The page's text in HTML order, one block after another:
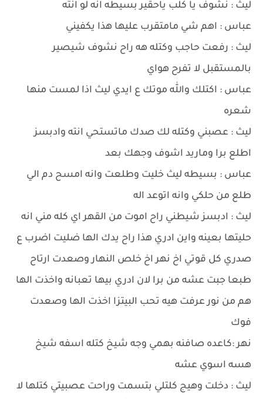
ليث : نشوف يا كلب ياحقير بسيطه انه لو انته
عباس : اهم شي مامتقرب عليها هذا يكفيني
ليث : رفعت حاجب وكتله هه راح نشوف شيصير
بالمستقبل لا تفرح هواي
عباس : اكتلك والله موتك ع ايدي ليث اذا لمست منها
شعره
ليث : عصبني وكتله لك صدك ماتستحي انته وادبسز
اطلع برا وماريد اشوف وجهك بعد
عباس : بسيطه ليث خليت وطلعت وانه امسح دم الي
طلع من حلكي وانه اتوعد اله
ليث : ادبسز شيطني راح اموت من القهر اي كله مني انه
حليتها بعينه واين ادري هذا راح يدك الها ضليت اضرب ع
صدري كل قوتي اخ نهر اخ خلص النهار وصعدت ارتاح
طبعا جبت عشه من برا لان ادري بيها تعبانه واخذت الها
هم من نور عرفت هيه تحب البيتزا اخذت الها وصعدت
فوك
نهر :كاعده صافنه بهمي وجه شيخ كتله اسفه شيخ
هسه اسوي عشه
ليث : دخلت وهيج كلتلي بتسمت وراحت عصبيتي كتلها لا